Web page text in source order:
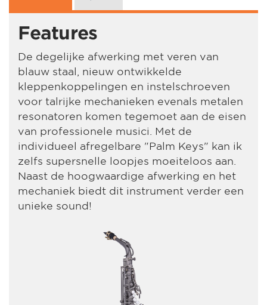
Features
De degelijke afwerking met veren van
blauw staal, nieuw ontwikkelde
kleppenkoppelingen en instelschroeven
voor talrijke mechanieken evenals metalen
resonatoren komen tegemoet aan de eisen
van professionele musici. Met de
individueel afregelbare "Palm Keys" kan ik
zelfs supersnelle loopjes moeiteloos aan.
Naast de hoogwaardige afwerking en het
mechaniek biedt dit instrument verder een
unieke sound!